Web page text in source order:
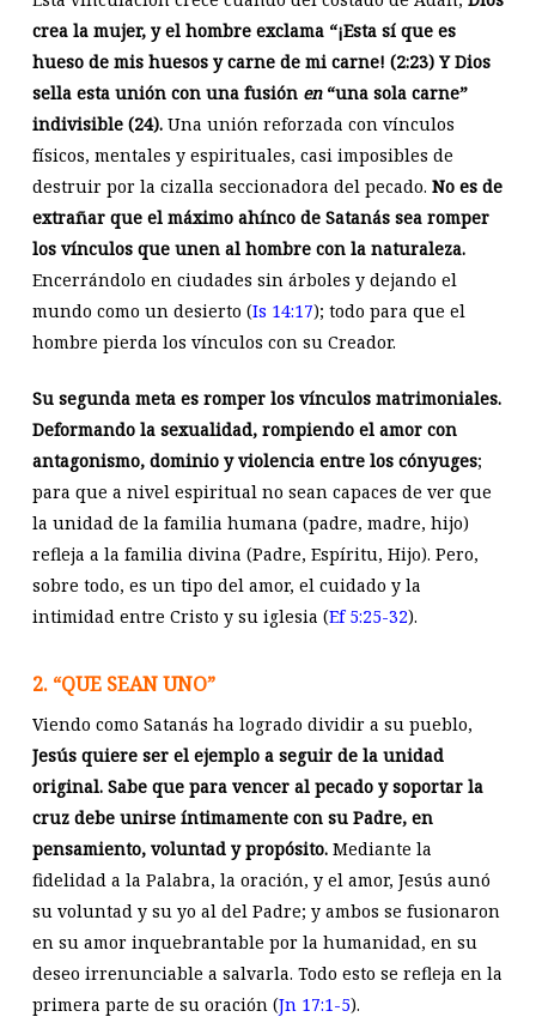
crea la mujer, y el hombre exclama “¡Esta sí que es
hueso de mis huesos y carne de mi carne! (2:23) Y Dios
sella esta unión con una fusión en “una sola carne”
indivisible (24).Una unión reforzada con vínculos
físicos, mentales y espirituales, casi imposibles de
destruir por la cizalla seccionadora del pecado. No es de
extrañar que el máximo ahínco de Satanás sea romper
los vínculos que unen al hombre con la naturaleza.
Encerrándolo en ciudades sin árboles y dejando el
mundo como un desierto (Is 14:17); todo para que el
hombre pierda los vínculos con su Creador.
Su segunda meta es romper los vínculos matrimoniales.
Deformando la sexualidad, rompiendo el amor con
antagonismo, dominio y violencia entre los cónyuges;
para que a nivel espiritual no sean capaces de ver que
la unidad de la familia humana (padre, madre, hijo)
refleja a la familia divina (Padre, Espíritu, Hijo). Pero,
sobre todo, es un tipo del amor, el cuidado y la
intimidad entre Cristo y su iglesia (Ef 5:25-32).
2. “QUE SEAN UNO”
Viendo como Satanás ha logrado dividir a su pueblo,
Jesús quiere ser el ejemplo a seguir de la unidad
original. Sabe que para vencer al pecado y soportar la
cruz debe unirse íntimamente con su Padre, en
pensamiento, voluntad y propósito.Mediante la
fidelidad a la Palabra, la oración, y el amor, Jesús aunó
su voluntad y su yo al del Padre; y ambos se fusionaron
en su amor inquebrantable por la humanidad, en su
deseo irrenunciable a salvarla. Todo esto se refleja en la
primera parte de su oración (Jn 17:1-5).